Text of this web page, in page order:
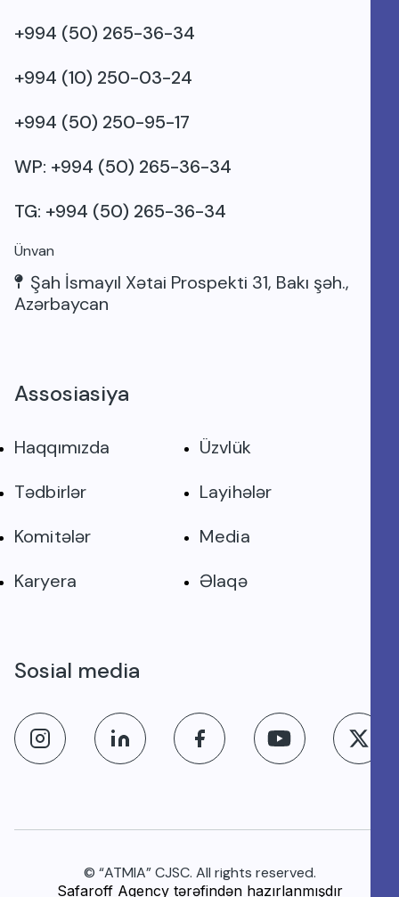
+994 (50) 265-36-34
+994 (10) 250-03-24
+994 (50) 250-95-17
WP: +994 (50) 265-36-34
TG: +994 (50) 265-36-34
Ünvan
Şah İsmayıl Xətai Prospekti 31, Bakı şəh.,
Azərbaycan
Assosiasiya
Haqqımızda
Üzvlük
Tədbirlər
Layihələr
Komitələr
Media
Karyera
Əlaqə
Sosial media
© “ATMIA” CJSC. All rights reserved.
Safaroff Agency tərəfindən hazırlanmışdır